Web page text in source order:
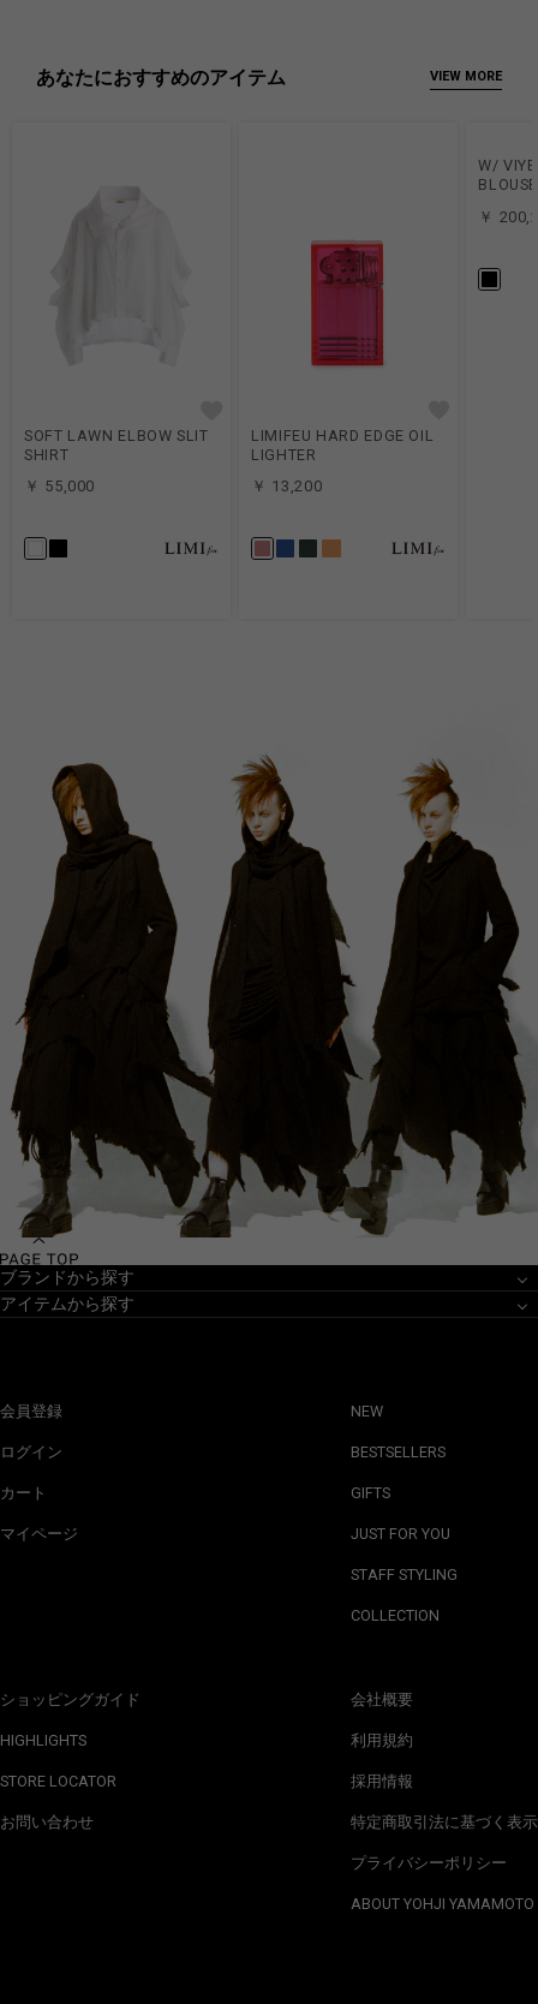
あなたにおすすめのアイテム VIEW MORE
SOFT LAWN ELBOW SLIT
SHIRT
￥ 55,000
LIMIFEU HARD EDGE OIL
LIGHTER
￥ 13,200
W/
BLOUSE
￥
ブランドから探す
アイテムから探す
会員登録
ログイン
カート
マイページ
ショッピングガイド
HIGHLIGHTS
STORE LOCATOR
お問い合わせ
NEW
BESTSELLERS
GIFTS
JUST FOR YOU
STAFF STYLING
COLLECTION
会社概要
利用規約
採用情報
特定商取引法に基づく表示
プライバシーポリシー
ABOUT YOHJI YAMAMOTO